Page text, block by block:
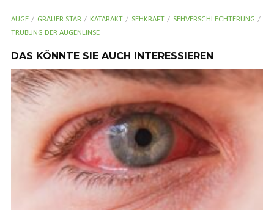
AUGE GRAUER STAR KATARAKT SEHKRAFT
SEHVERSCHLECHTERUNG
TRÜBUNG DER AUGENLINSE
DAS KÖNNTE SIE AUCH INTERESSIEREN